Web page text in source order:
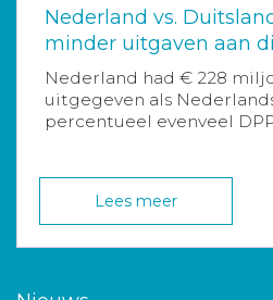
Nederland vs.
minder uitgaven aan
Nederland had € 228
uitgegeven als
percentueel evenveel
Lees meer